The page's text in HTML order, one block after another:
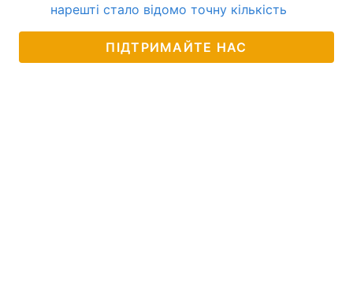
нарешті стало відомо точну кількість
ПІДТРИМАЙТЕ НАС